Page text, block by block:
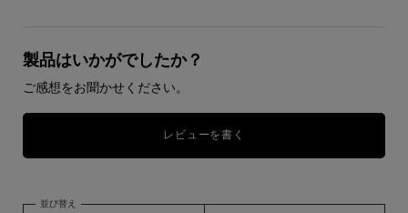
製品はいかがでしたか？
ご感想をお聞かせください。
レビューを書く
並び替え